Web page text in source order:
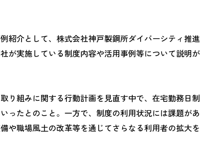
紹介として、株式会社神戸製鋼所ダイバーシティ推進
が実施している制度内容や活用事例等について説明が
り組みに関する行動計画を見直す中で、在宅勤務日制
ったとのこと。一方で、制度の利用状況には課題があ
や職場風土の改革等を通じてさらなる利用者の拡大を